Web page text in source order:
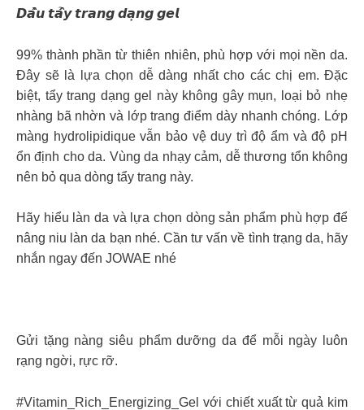
𝘿𝙖̂̀𝙪 𝙩𝙖̂̉𝙮 𝙩𝙧𝙖𝙣𝙜 𝙙𝙖̣𝙣𝙜 𝙜𝙚𝙡
99% thành phần từ thiên nhiên, phù hợp với mọi nền da.
Đây sẽ là lựa chọn dễ dàng nhất cho các chị em. Đặc
biệt, tẩy trang dạng gel này không gây mụn, loại bỏ nhẹ
nhàng bã nhờn và lớp trang điểm dày nhanh chóng. Lớp
màng hydrolipidique vẫn bảo vệ duy trì độ ẩm và độ pH
ổn định cho da. Vùng da nhạy cảm, dễ thương tổn không
nên bỏ qua dòng tẩy trang này.
Hãy hiểu làn da và lựa chọn dòng sản phẩm phù hợp để
nâng niu làn da bạn nhé. Cần tư vấn về tình trạng da, hãy
nhắn ngay đến JOWAE nhé
Gửi tặng nàng siêu phẩm dưỡng da để mỗi ngày luôn
rạng ngời, rực rỡ.
#Vitamin_Rich_Energizing_Gel với chiết xuất từ quả kim